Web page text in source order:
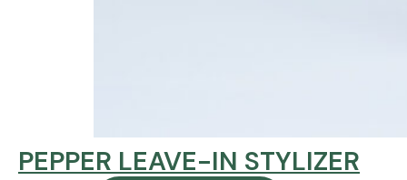
PEPPER LEAVE-IN STYLIZER